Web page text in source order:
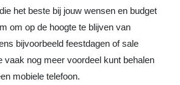
het beste bij jouw wensen en budget
om op de hoogte te blijven van
bijvoorbeeld feestdagen of sale
vaak nog meer voordeel kunt behalen
mobiele telefoon.